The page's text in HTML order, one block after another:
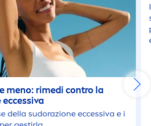
meno: rimedi contro la
della sudorazione eccessiva e i